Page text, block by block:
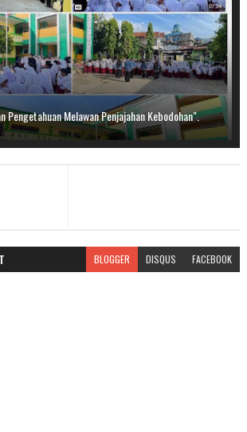
Pengetahuan Melawan Penjajahan Kebodohan".
BLOGGER DISQUS FACEBOOK